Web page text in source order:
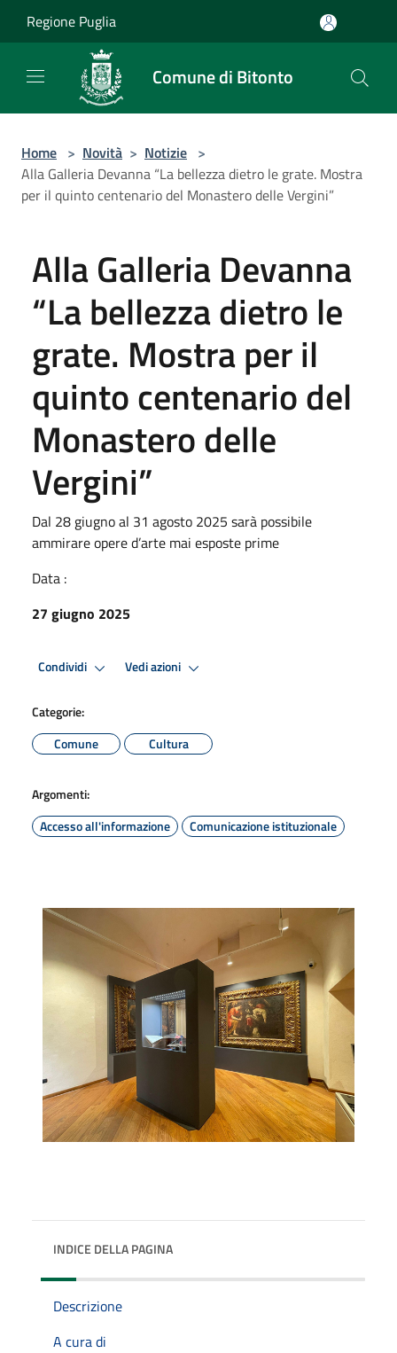
Regione Puglia
Comune di Bitonto
Home > Novità > Notizie >
Alla Galleria Devanna “La bellezza dietro le grate. Mostra
per il quinto centenario del Monastero delle Vergini”
Alla Galleria Devanna
“La bellezza dietro le
grate. Mostra per il
quinto centenario del
Monastero delle
Vergini”
Dal 28 giugno al 31 agosto 2025 sarà possibile
ammirare opere d’arte mai esposte prime
Data :
27 giugno 2025
Condividi Vedi azioni
Categorie:
Comune
Cultura
Argomenti:
Accesso all'informazione
Comunicazione istituzionale
INDICE DELLA PAGINA
Descrizione
A cura di